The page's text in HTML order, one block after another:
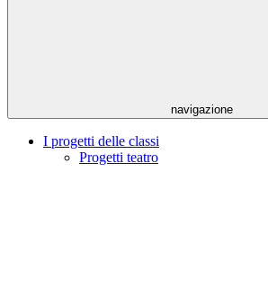
navigazione
I progetti delle classi
Progetti teatro